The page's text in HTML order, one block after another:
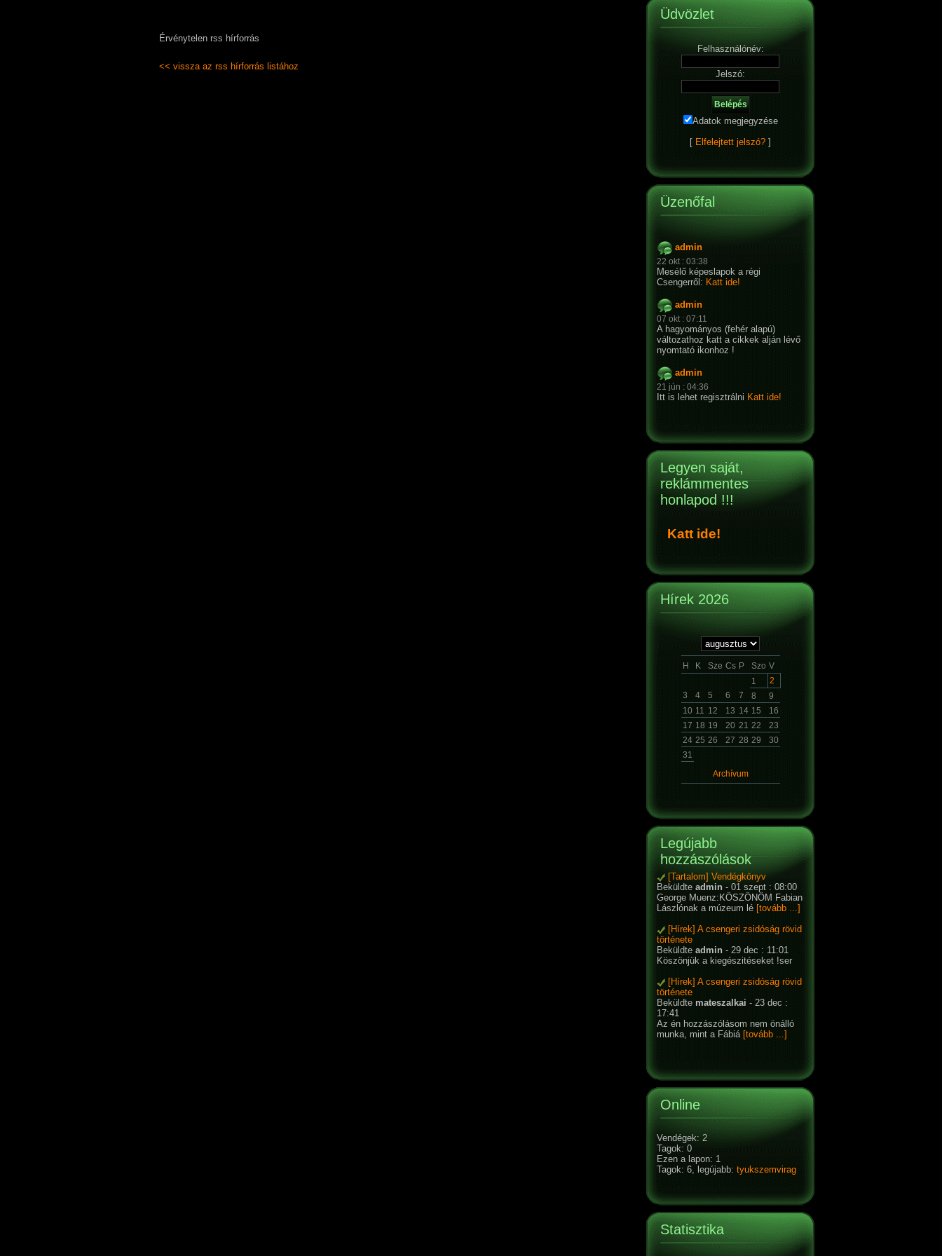
Érvénytelen rss hírforrás
<< vissza az rss hírforrás listához
Üdvözlet
Felhasználónév:
Jelszó:
Adatok megjegyzése
[ Elfelejtett jelszó? ]
Üzenőfal
admin
22 okt : 03:38
Mesélő képeslapok a régi
Csengerről: Katt ide!
admin
07 okt : 07:11
A hagyományos (fehér alapú)
változathoz katt a cikkek alján lévő
nyomtató ikonhoz !
admin
21 jún : 04:36
Itt is lehet regisztrálni Katt ide!
Legyen saját,
reklámmentes
honlapod !!!
Katt ide!
Hírek 2026
H K Sze Cs P Szo V
1
2
3
4 5 6 7 8
9
10 11 12 13 14 15
16
17 18 19 20 21 22
23
24 25 26 27 28 29
30
31
Archívum
Legújabb
hozzászólások
[Tartalom] Vendégkönyv
Beküldte admin - 01 szept : 08:00
George Muenz:KÖSZÖNÖM Fabian
Lászlónak a múzeum lé [tovább ...]
[Hírek] A csengeri zsidóság rövid
története
Beküldte admin - 29 dec : 11:01
Köszönjük a kiegészitéseket !ser
[Hírek] A csengeri zsidóság rövid
története
Beküldte mateszalkai - 23 dec :
17:41
Az én hozzászólásom nem önálló
munka, mint a Fábiá [tovább ...]
Online
Vendégek: 2
Tagok: 0
Ezen a lapon: 1
Tagok: 6, legújabb: tyukszemvirag
Statisztika